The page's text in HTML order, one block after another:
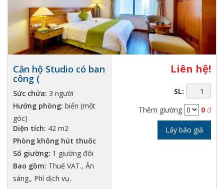
Căn hộ Studio có ban
công (
Sức chứa: 3 người
Hướng phòng: biển (một
góc)
Diện tích: 42 m2
Phòng không hút thuốc
Số giường: 1 giường đôi
Bao gồm: Thuế VAT., Ăn
sáng., Phí dịch vụ.
Liên hệ!
SL:
Thêm giường
0 đ
Lấy báo giá